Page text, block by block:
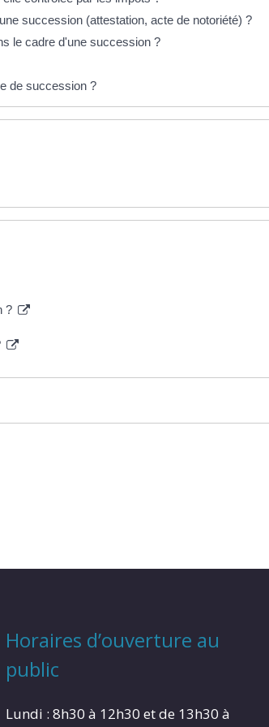
succession (attestation, acte de notoriété) ?
le cadre d'une succession ?
de succession ?
?
Horaires d’ouverture au
public
Lundi : 8h30 à 12h30 et de 13h30 à